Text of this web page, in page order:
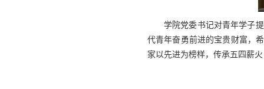
学院党委书记对青年学子
代青年奋勇前进的宝贵财富，
家以先进为榜样，传承五四薪